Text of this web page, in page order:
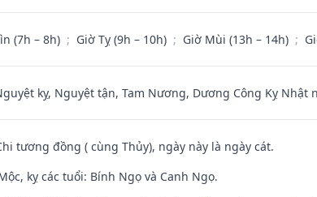
(7h – 8h) ; Giờ Tỵ (9h – 10h) ; Giờ Mùi (13h – 14h) ;
kỵ, Nguyệt tận, Tam Nương, Dương Công Kỵ Nhật
tương đồng ( cùng Thủy), ngày này là ngày cát.
kỵ các tuổi: Bính Ngọ và Canh Ngọ.